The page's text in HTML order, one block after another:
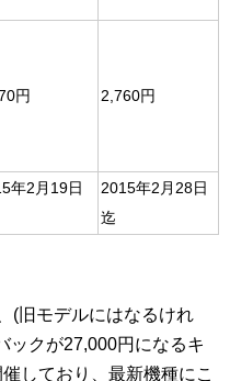
円 2,760円
年2月19日
2015年2月28日
迄
(旧モデルにはなるけれ
ックが27,000円になるキ
しており、最新機種にこ